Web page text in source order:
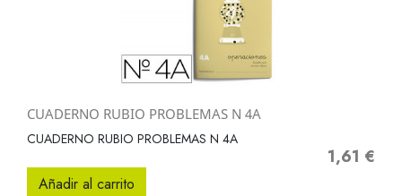
CUADERNO RUBIO PROBLEMAS N 4A
CUADERNO RUBIO PROBLEMAS N 4A
Precio
1,61 €
Añadir al carrito